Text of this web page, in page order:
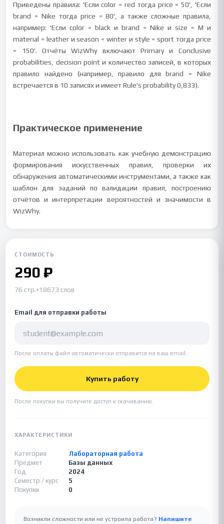
Приведены правила: 'Если color = red тогда price = 50', 'Если
brand = Nike тогда price = 80', а также сложные правила,
например: 'Если color = black и brand = Nike и size = M и
material = leather и season = winter и style = sport тогда price
= 150'. Отчёты WizWhy включают Primary и Conclusive
probabilities, decision point и количество записей, в которых
правило найдено (например, правило для brand = Nike
встречается в 10 записях и имеет Rule's probability 0,833).
Практическое применение
Материал можно использовать как учебную демонстрацию
формирования искусственных правил, проверки их
обнаружения автоматическими инструментами, а также как
шаблон для заданий по валидации правил, построению
отчётов и интерпретации вероятностей и значимости в
WizWhy.
СТОИМОСТЬ
290 ₽
76 стр.•18673 слов
Email для отправки работы
После оплаты файл автоматически отправится на ваш email.
Купить работу
После покупки вы получите доступ к скачиванию.
ХАРАКТЕРИСТИКИ
Категория
Лабораторная работа
Предмет
Базы данных
Год
2024
Семестр / курс
5
Покупки
0
Возникли сложности или не устроила работа? Напишите